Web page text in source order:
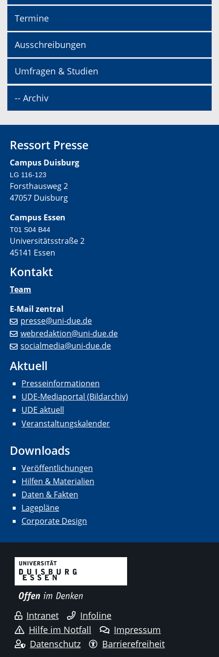
Termine
Ausschreibungen
Umfragen & Studien
-- Archiv
Ressort Presse
Campus Duisburg
LG 116-123
Forsthausweg 2
47057 Duisburg
Campus Essen
T01 S04 B44
Universitätsstraße 2
45141 Essen
Kontakt
Team
E-Mail zentral
presse@uni-due.de
webredaktion@uni-due.de
socialmedia@uni-due.de
Aktuell
Presseinformationen
UDE-Mediaportal (Bildarchiv)
UDE aktuell
Veranstaltungskalender
Downloads
Veröffentlichungen
Hilfen & Materialien
Daten & Fakten
Lagepläne
Corporate Design
Intranet
Infoline
Hilfe im Notfall
Impressum
Datenschutz
Barrierefreiheit